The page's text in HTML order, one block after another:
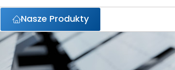
Nasze Produkty